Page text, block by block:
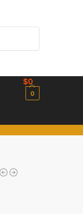
$0
0